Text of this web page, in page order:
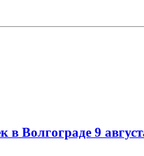
в Волгограде 9